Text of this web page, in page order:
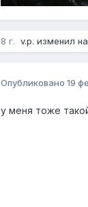
8 г. v.p. изменил
Опубликовано 19
у меня тоже